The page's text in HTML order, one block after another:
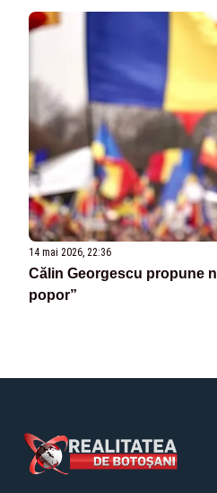
14 mai 2026, 22:36
Călin Georgescu propune
popor”